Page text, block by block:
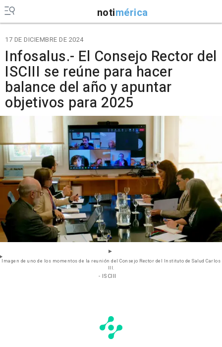
notimérica
17 DE DICIEMBRE DE 2024
Infosalus.- El Consejo Rector del
ISCIII se reúne para hacer
balance del año y apuntar
objetivos para 2025
Imagen de uno de los momentos de la reunión del Consejo Rector del Instituto de Salud Carlos
III.
- ISCIII